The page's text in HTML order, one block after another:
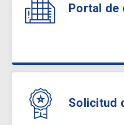
Portal de
Solicitud